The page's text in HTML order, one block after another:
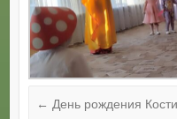
← День рождения